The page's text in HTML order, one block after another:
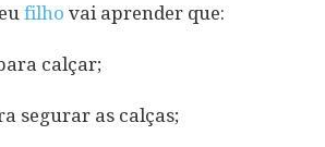
filho vai aprender que:
calçar;
segurar as calças;